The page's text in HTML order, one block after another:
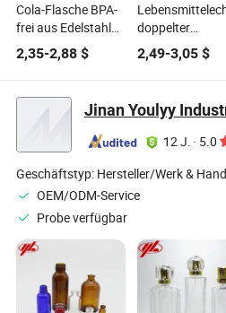
Cola-Flasche BPA-
frei aus Edelstahl
auslaufsicher 64oz
OEM/ODM
Direktlieferant
Sportflasche für
Outdoor-Abenteuer
2,35-2,88 $
doppelter
Kunststoffbecher
auslaufsicherer
Becher aus
Edelstahl Raum
Wasserkrug für
Outdoor-Reisen
Sport Fitness
Wasserflasche
2,49-3,05$
Jinan Youlyy
12 J. · 5.0
Geschäftstyp: Hersteller/Werk &
OEM/ODM-Service
Probe verfügbar